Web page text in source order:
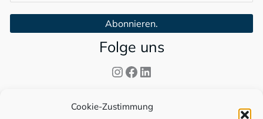
Cookie-Zustimmung
Folge uns
Instagram
Facebook
LinkedIn
Info